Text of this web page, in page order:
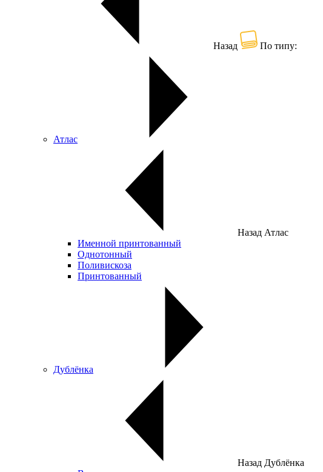
Назад По типу:
Атлас
Назад Атлас
Именной принтованный
Однотонный
Поливискоза
Принтованный
Дублёнка
Назад Дублёнка